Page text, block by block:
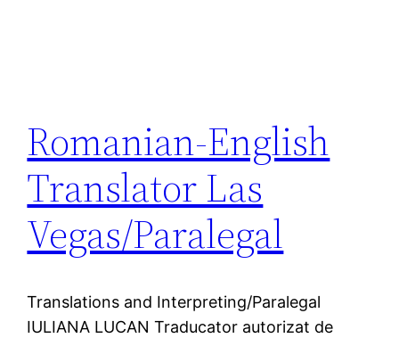
Romanian-English
Translator Las
Vegas/Paralegal
Translations and Interpreting/Paralegal
IULIANA LUCAN Traducator autorizat de